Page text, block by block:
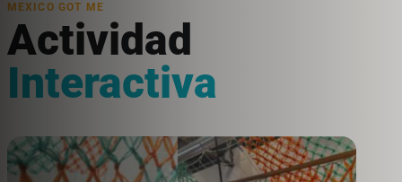
MEXICO GOT ME
Actividad
Interactiva